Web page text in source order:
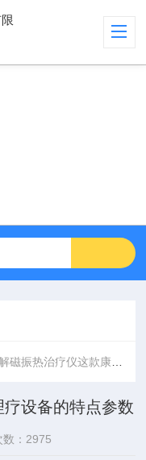
振热治疗仪这款康复理疗设备的特点参数
设备的特点参数
：2975